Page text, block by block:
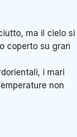
ma il cielo si
coperto su gran
i mari
non